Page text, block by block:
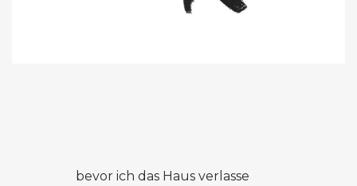
bevor ich das Haus verlasse